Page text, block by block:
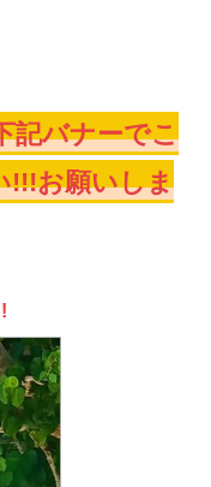
記バナーでこ
!!!お願いしま